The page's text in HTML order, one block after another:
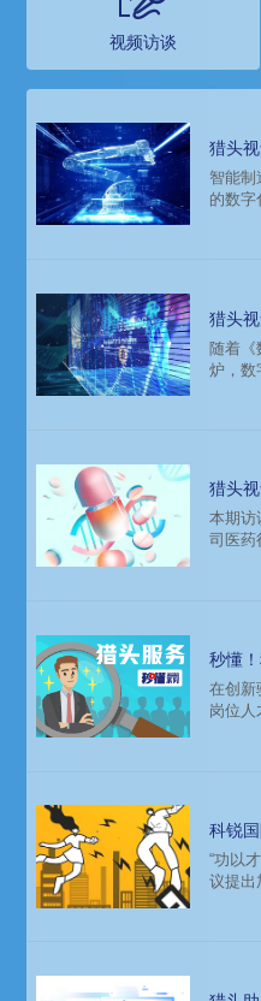
视频访谈
猎头
人才
智能制
的数字
猎头
核心
随着《
炉，数
进，
素。
猎头
200万
本期访
司医药
医药企
2023
秒懂
在创新
岗位人
科锐
引才
“功以
议提出
场化